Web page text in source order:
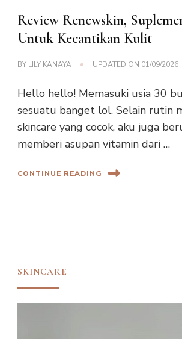
Review Renewskin,
Untuk Kecantikan Kulit
BY LILY KANAYA UPDATED ON 01/09/2026
Hello hello! Memasuki usia 30
sesuatu banget lol. Selain rutin
skincare yang cocok, aku juga
memberi asupan vitamin dari …
CONTINUE READING
SKINCARE